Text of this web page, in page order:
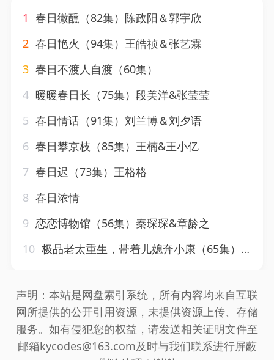
1 春日微醺（82集）陈政阳＆郭宇欣
2 春日艳火（94集）王皓祯＆张艺霖
3 春日不渡人自渡（60集）
4 暖暖春日长（75集）段美洋&张莹莹
5 春日情话（91集）刘兰博＆刘夕语
6 春日攀京枝（85集）王楠&王小亿
7 春日迟（73集）王格格
8 春日浓情
9 恋恋博物馆（56集）秦琛琛&章龄之
10 极品老太重生，带着儿媳奔小康（65集）刘月涛&白晶晶
声明：本站是网盘索引系统，所有内容均来自互联
网所提供的公开引用资源，未提供资源上传、存储
服务。如有侵犯您的权益，请发送相关证明文件至
邮箱kycodes@163.com及时与我们联系进行屏蔽